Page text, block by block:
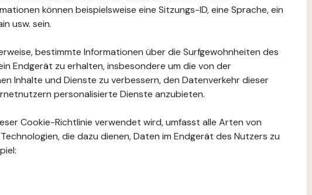
können beispielsweise eine Sitzungs-ID, eine Sprache, ein
usw. sein.
bestimmte Informationen über die Surfgewohnheiten des
Endgerät zu erhalten, insbesondere um die von der
Inhalte und Dienste zu verbessern, den Datenverkehr dieser
personalisierte Dienste anzubieten.
Cookie-Richtlinie verwendet wird, umfasst alle Arten von
die dazu dienen, Daten im Endgerät des Nutzers zu